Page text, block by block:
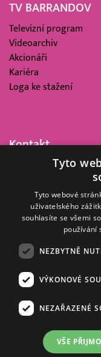
TV BARRANDOV
Televizní program
Videoarchiv
Akcionáři
Kariéra
Loga ke stažení
Kontakt
Barrandov Televizní
Kříženeckého nám.
152 00 Praha 5
IČ 416 93 311
© 2008–2026
Zásady ochrany
Informace o měření
Tyto
Tyto webové
uživatelského
souhlasíte se všemi
používání
NEZBYTNĚ
VÝKONOVÉ
NEZAŘAZENÉ
VŠE